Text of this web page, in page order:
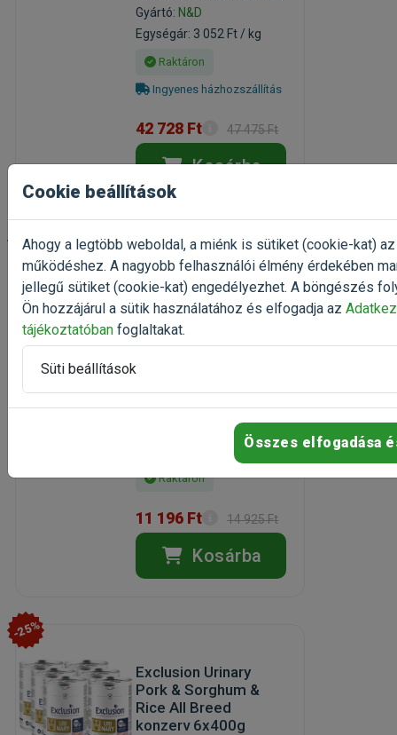
Gyártó: N&D
Egységár: 3 052 Ft / kg
Raktáron
Ingyenes házhozszállítás
42 728 Ft 47 475 Ft
Kosárba
-25%
Exclusion Diabetic
Pork & Sorghum All
Breed konzerv
6x400g
Csomag
Egységár: 4 665 Ft / kg
Raktáron
11 196 Ft 14 925 Ft
Kosárba
-25%
Exclusion Urinary
Pork & Sorghum &
Rice All Breed
konzerv 6x400g
Cookie beállítások
Ahogy a legtöbb weboldal, a miénk is sütiket (cookie-kat)
működéshez. A nagyobb felhasználói élmény érdekében
jellegű sütiket (cookie-kat) engedélyezhet. A böngészés
Ön hozzájárul a sütik használatához és elfogadja az
tájékoztatóban foglaltakat.
Süti beállítások
Összes elfogadása